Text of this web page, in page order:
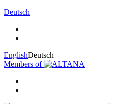
Deutsch
EnglishDeutsch
Members of